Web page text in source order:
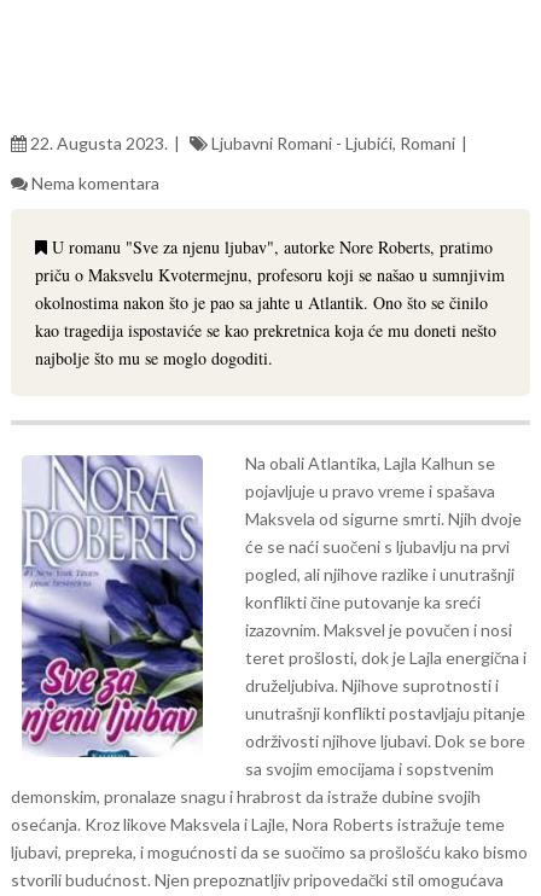
22. Augusta 2023. Ljubavni Romani - Ljubići, Romani
Nema komentara
U romanu "Sve za njenu ljubav", autorke Nore Roberts, pratimo
priču o Maksvelu Kvotermejnu, profesoru koji se našao u sumnjivim
okolnostima nakon što je pao sa jahte u Atlantik. Ono što se činilo
kao tragedija ispostaviće se kao prekretnica koja će mu doneti nešto
najbolje što mu se moglo dogoditi.
Na obali Atlantika, Lajla Kalhun se
pojavljuje u pravo vreme i spašava
Maksvela od sigurne smrti. Njih dvoje
će se naći suočeni s ljubavlju na prvi
pogled, ali njihove razlike i unutrašnji
konflikti čine putovanje ka sreći
izazovnim. Maksvel je povučen i nosi
teret prošlosti, dok je Lajla energična i
druželjubiva. Njihove suprotnosti i
unutrašnji konflikti postavljaju pitanje
održivosti njihove ljubavi. Dok se bore
sa svojim emocijama i sopstvenim
demonskim, pronalaze snagu i hrabrost da istraže dubine svojih
osećanja. Kroz likove Maksvela i Lajle, Nora Roberts istražuje teme
ljubavi, prepreka, i mogućnosti da se suočimo sa prošlošću kako bismo
stvorili budućnost. Njen prepoznatljiv pripovedački stil omogućava